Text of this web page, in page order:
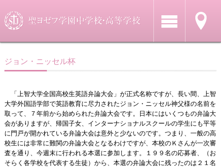
ジョン・ニッセル杯
「上智大学全国高校生英語弁論大会」が正式名称ですが、長い間、上智
大学外国語学部で英語教育に尽力されたジョン・ニッセル神父様の名前を
取って、７年前から始められた弁論大会です。日本にはいくつもの弁論大
会がありますが、帰国子女、インターナショナルスクールの学生にも平等
に門戸が開かれている弁論大会は意外と少ないのです。つまり、一般の高
校生には非常に難関の弁論大会となるわけですが、本校のＫさんが一次審
査を通り、今週末に行われる本選に参加します。１９９名の応募者、（お
そらく各学校を代表する生徒）から、本選の弁論大会に残ったのは２１名